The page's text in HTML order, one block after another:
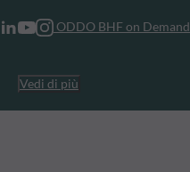
ODDO BHF on Demand
Vedi di più